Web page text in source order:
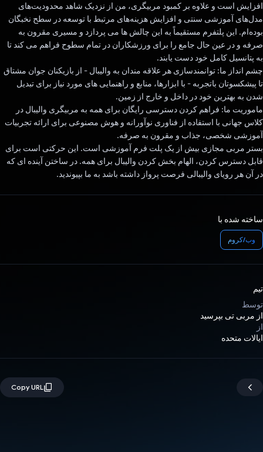
افزایش است و علاوه بر کمبود مربیگری، من از نزدیک شاهد محدودیت‌های
مدل‌های آموزشی سنتی و افزایش هزینه‌های مرتبط با توسعه در سطح نخبگان
بوده‌ام. این پلتفرم مستقیماً به این چالش ها می پردازد و مسیری مقرون به
صرفه و در عین حال جامع را برای ورزشکاران در تمام سطوح فراهم می کند تا
به پتانسیل کامل خود دست یابند.
چشم انداز ما: توانمندسازی هر علاقه مندان به والیبال - از بازیکنان جوان مشتاق
تا پیشکسوتان باتجربه - با ابزارها، منابع و راهنمایی های مورد نیاز برای تبدیل
شدن به بهترین خود در داخل و خارج از زمین.
ماموریت ما: فراهم کردن دسترسی رایگان برای همه به مربیگری والیبال در
کلاس جهانی با استفاده از فناوری نوآورانه و هوش مصنوعی برای ارائه تجربیات
آموزشی شخصی، جذاب و مقرون به صرفه.
بستر مربی مجازی بیش از یک پلت فرم آموزشی است. این حرکتی است برای
قابل دسترس کردن، الهام بخش کردن والیبال برای همه. در ساختن آینده ای که
در آن هر رویای والیبالی فرصت پرواز داشته باشد به ما بپیوندید.
ساخته شده با
وب/کروم
تیم
توسط
از مربی تی بپرسید
از
ایالات متحده